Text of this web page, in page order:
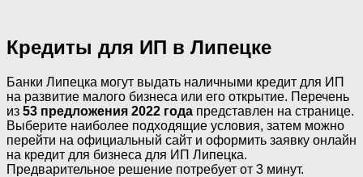
Кредиты для ИП в Липецке
Банки Липецка могут выдать наличными кредит для ИП
на развитие малого бизнеса или его открытие. Перечень
из 53 предложения 2022 года представлен на странице.
Выберите наиболее подходящие условия, затем можно
перейти на официальный сайт и оформить заявку онлайн
на кредит для бизнеса для ИП Липецка.
Предварительное решение потребует от 3 минут.